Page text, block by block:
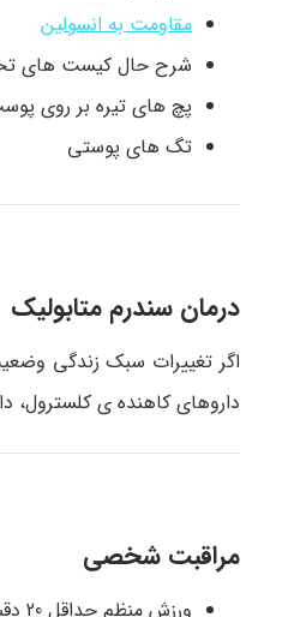
مقاومت به انسولین
شرح حال کیست های
پچ های تیره بر روی
تگ های پوستی
درمان سندرم متابولیک
اگر تغییرات سبک زندگی
داروهای کاهنده ی کلسترول،
مراقبت شخصی
ورزش منظم حداقل 20 دقیقه در بیشتر روزهای هفته